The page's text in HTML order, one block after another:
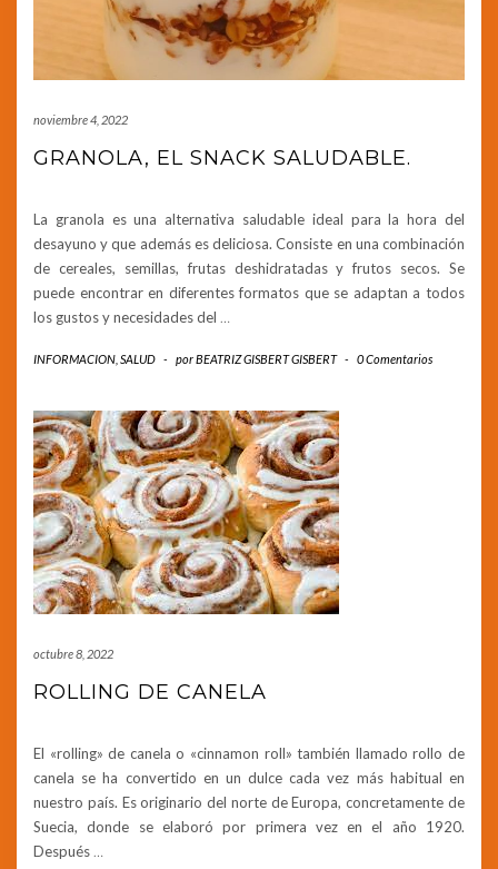
noviembre 4, 2022
GRANOLA, EL SNACK SALUDABLE.
La granola es una alternativa saludable ideal para la hora del
desayuno y que además es deliciosa. Consiste en una combinación
de cereales, semillas, frutas deshidratadas y frutos secos. Se
puede encontrar en diferentes formatos que se adaptan a todos
los gustos y necesidades del …
INFORMACION SALUD - porBEATRIZ GISBERT GISBERT - 0 Comentarios
octubre 8, 2022
ROLLING DE CANELA
El «rolling» de canela o «cinnamon roll» también llamado rollo de
canela se ha convertido en un dulce cada vez más habitual en
nuestro país. Es originario del norte de Europa, concretamente de
Suecia, donde se elaboró por primera vez en el año 1920.
Después …